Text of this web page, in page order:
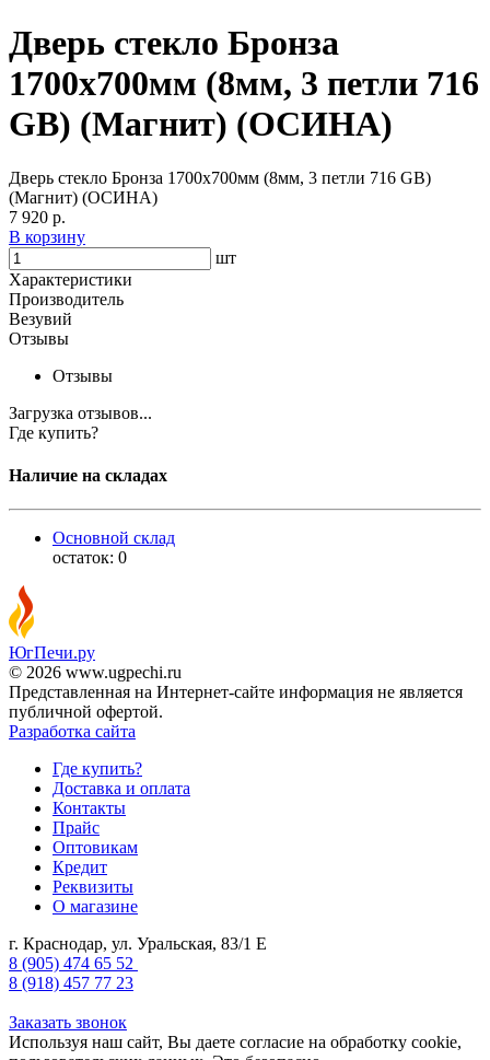
Дверь стекло Бронза
1700х700мм (8мм, 3 петли 716
GB) (Магнит) (ОСИНА)
Дверь стекло Бронза 1700х700мм (8мм, 3 петли 716 GB)
(Магнит) (ОСИНА)
7 920 р.
В корзину
шт
Характеристики
Производитель
Везувий
Отзывы
Отзывы
Загрузка отзывов...
Где купить?
Наличие на складах
Основной склад
остаток: 0
ЮгПечи.ру
© 2026 www.ugpechi.ru
Представленная на Интернет-сайте информация не является
публичной офертой.
Разработка сайта
Где купить?
Доставка и оплата
Контакты
Прайс
Оптовикам
Кредит
Реквизиты
О магазине
г. Краснодар, ул. Уральская, 83/1 Е
8 (905) 474 65 52
8 (918) 457 77 23
Заказать звонок
Используя наш сайт, Вы даете согласие на обработку cookie,